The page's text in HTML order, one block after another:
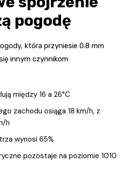
pogodę
która przyniesie 0.8 mm
innym czynnikom
między 16 a 26°C
zachodu osiąga 18 km/h, z
h
wynosi 65%
pozostaje na poziomie 1010